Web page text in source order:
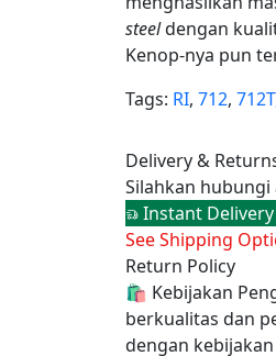
steeldengan
Kenop-nya pun
Tags: RI, 712,
Delivery &
Silahkan
Instant
See Shipping
Return Policy
🛍️ Kebijakan
berkualitas dan
dengan